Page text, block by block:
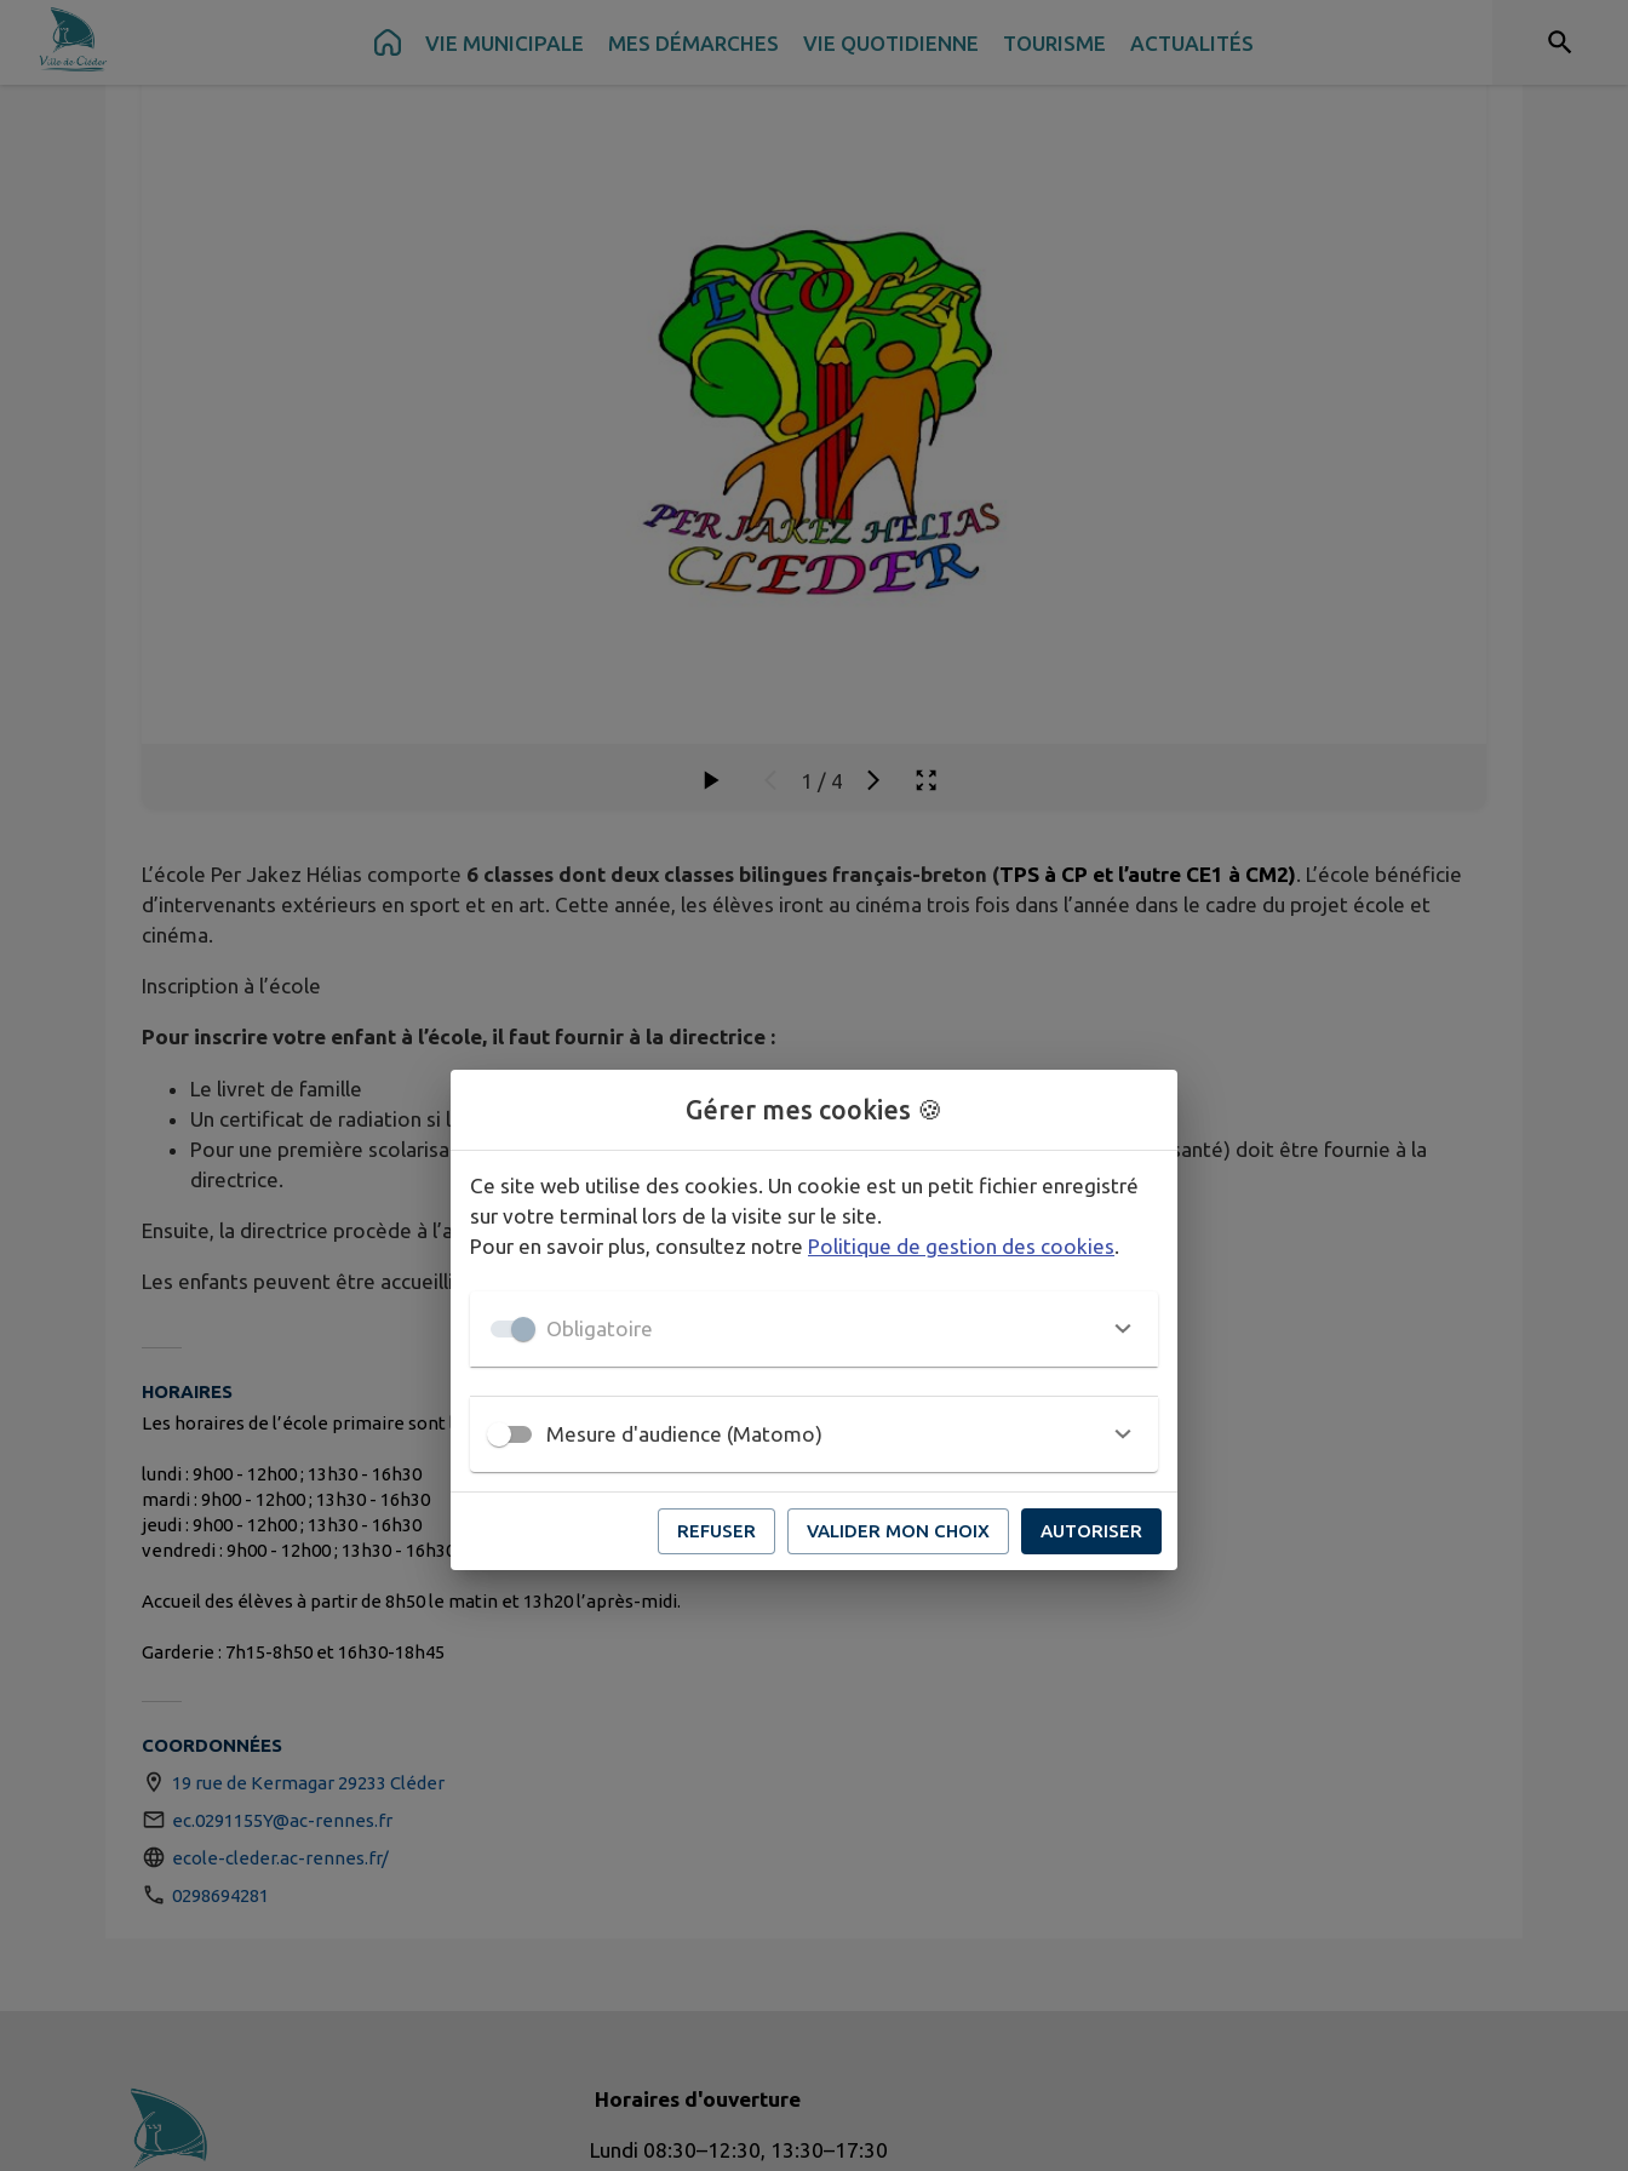
Contenu Pied de pageVIE MUNICIPALE MES DÉMARCHES VIE QUOTIDIENNE TOURISME ACTUALITÉS
1 / 4
L’école Per Jakez Hélias comporte 6 classes dont deux classes bilingues français-breton (TPS à CP et l’autre CE1 à CM2). L’école bénéficie
d’intervenants extérieurs en sport et en art. Cette année, les élèves iront au cinéma trois fois dans l’année dans le cadre du projet école et
cinéma.
Inscription à l’école
Pour inscrire votre enfant à l’école, il faut fournir à la directrice :
Le livret de famille
Un certificat de radiation si l’enfant était scolarisé dans une autre école.
Pour une première scolarisation, une attestation de vaccination (ou copie des pages vaccins du carnet de santé) doit être fournie à la
directrice.
Ensuite, la directrice procède à l’admission dans l’école.
Les enfants peuvent être accueillis dès 2 ans, dans des conditions à définir avec l’équipe enseignante.
HORAIRES
Les horaires de l’école primaire sont les suivants :
lundi : 9h00 - 12h00 ; 13h30 - 16h30
mardi : 9h00 - 12h00 ; 13h30 - 16h30
jeudi : 9h00 - 12h00 ; 13h30 - 16h30
vendredi : 9h00 - 12h00 ; 13h30 - 16h30
Accueil des élèves à partir de 8h50 le matin et 13h20 l’après-midi.
Garderie : 7h15-8h50 et 16h30-18h45
COORDONNÉES
19 rue de Kermagar 29233 Cléder
ec.0291155Y@ac-rennes.fr
ecole-cleder.ac-rennes.fr/
0298694281
Horaires d'ouverture
Lundi 08:30–12:30, 13:30–17:30
Gérer mes cookies 🍪
Ce site web utilise des cookies. Un cookie est un petit fichier enregistré
sur votre terminal lors de la visite sur le site.
Pour en savoir plus, consultez notre Politique de gestion des cookies
Obligatoire
Mesure d'audience (Matomo)
REFUSER VALIDER MON CHOIX AUTORISER